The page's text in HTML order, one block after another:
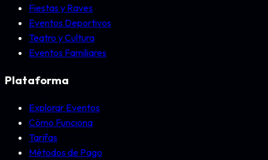
Fiestas y Raves
Eventos Deportivos
Teatro y Cultura
Eventos Familiares
Plataforma
Explorar Eventos
Cómo Funciona
Tarifas
Métodos de Pago